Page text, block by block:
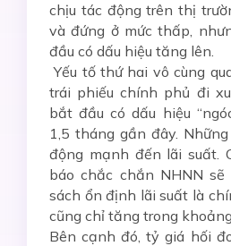
chịu tác động trên thị
và đứng ở mức thấp,
đầu có dấu hiệu tăng lên.
Yếu tố thứ hai vô cùng
trái phiếu chính phủ đi
bắt đầu có dấu hiệu
1,5 tháng gần đây.
động mạnh đến lãi suất.
báo chắc chắn NHNN
sách ổn định lãi suất là
cũng chỉ tăng trong
Bên cạnh đó, tỷ giá hối